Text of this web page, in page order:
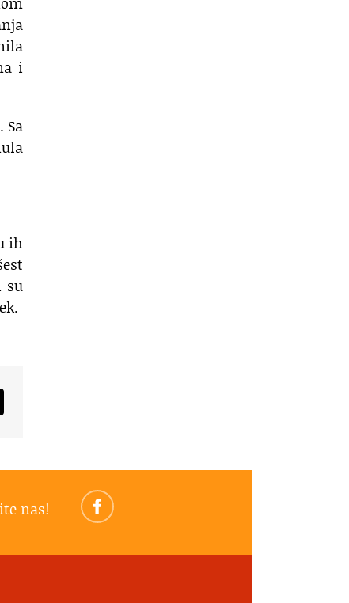
i
Sa
ih
su
nas!